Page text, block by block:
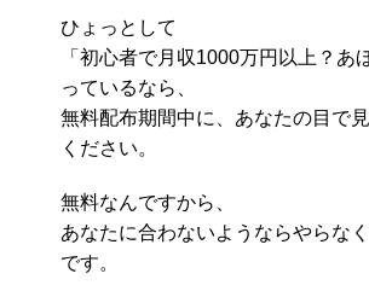
ひょっとして
「初心者で月収1000万円以上？あ
っているなら、
無料配布期間中に、あなたの目で
ください。
無料なんですから、
あなたに合わないようならやらな
です。